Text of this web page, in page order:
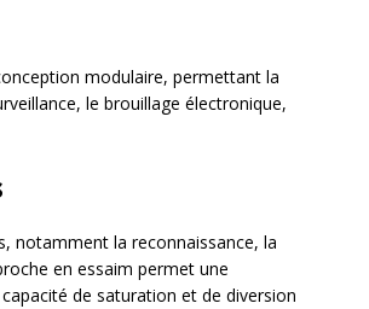
modulaire, permettant la
le brouillage électronique,
notamment la reconnaissance, la
en essaim permet une
de saturation et de diversion